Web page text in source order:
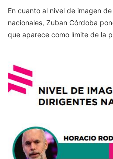
En cuanto al nivel de imagen
nacionales, Zuban Córdoba
que aparece como límite de la